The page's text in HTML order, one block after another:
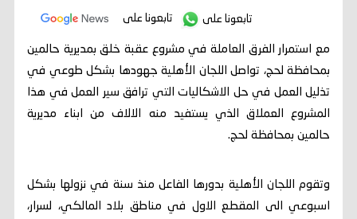
تابعونا على تابعونا على
مع استمرار الفرق العاملة في مشروع عقبة خلق بمديرية حالمين
بمحافظة لحج، تواصل اللجان الأهلية جهودها بشكل طوعي في
تذليل العمل في حل الاشكاليات التي ترافق سير العمل في هذا
المشروع العملاق الذي يستفيد منه الالاف من ابناء مديرية
حالمين بمحافظة لحج.
وتقوم اللجان الأهلية بدورها الفاعل منذ سنة في نزولها بشكل
اسبوعي الى المقطع الاول في مناطق بلاد المالكي، لسرار،